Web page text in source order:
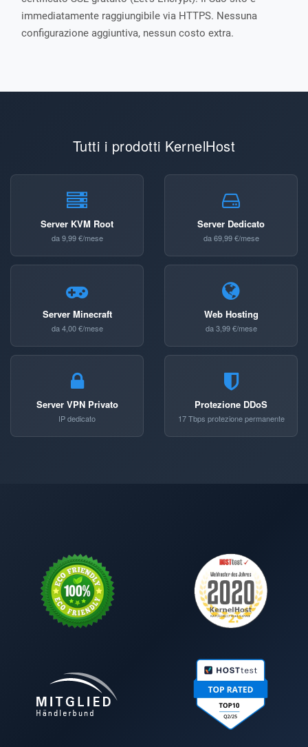
immediatamente raggiungibile via HTTPS. Nessuna
configurazione aggiuntiva, nessun costo extra.
Tutti i prodotti KernelHost
Server KVM Root
da 9,99 €/mese
Server Dedicato
da 69,99 €/mese
Server Minecraft
da 4,00 €/mese
Web Hosting
da 3,99 €/mese
Server VPN Privato
IP dedicato
Protezione DDoS
17 Tbps protezione permanente